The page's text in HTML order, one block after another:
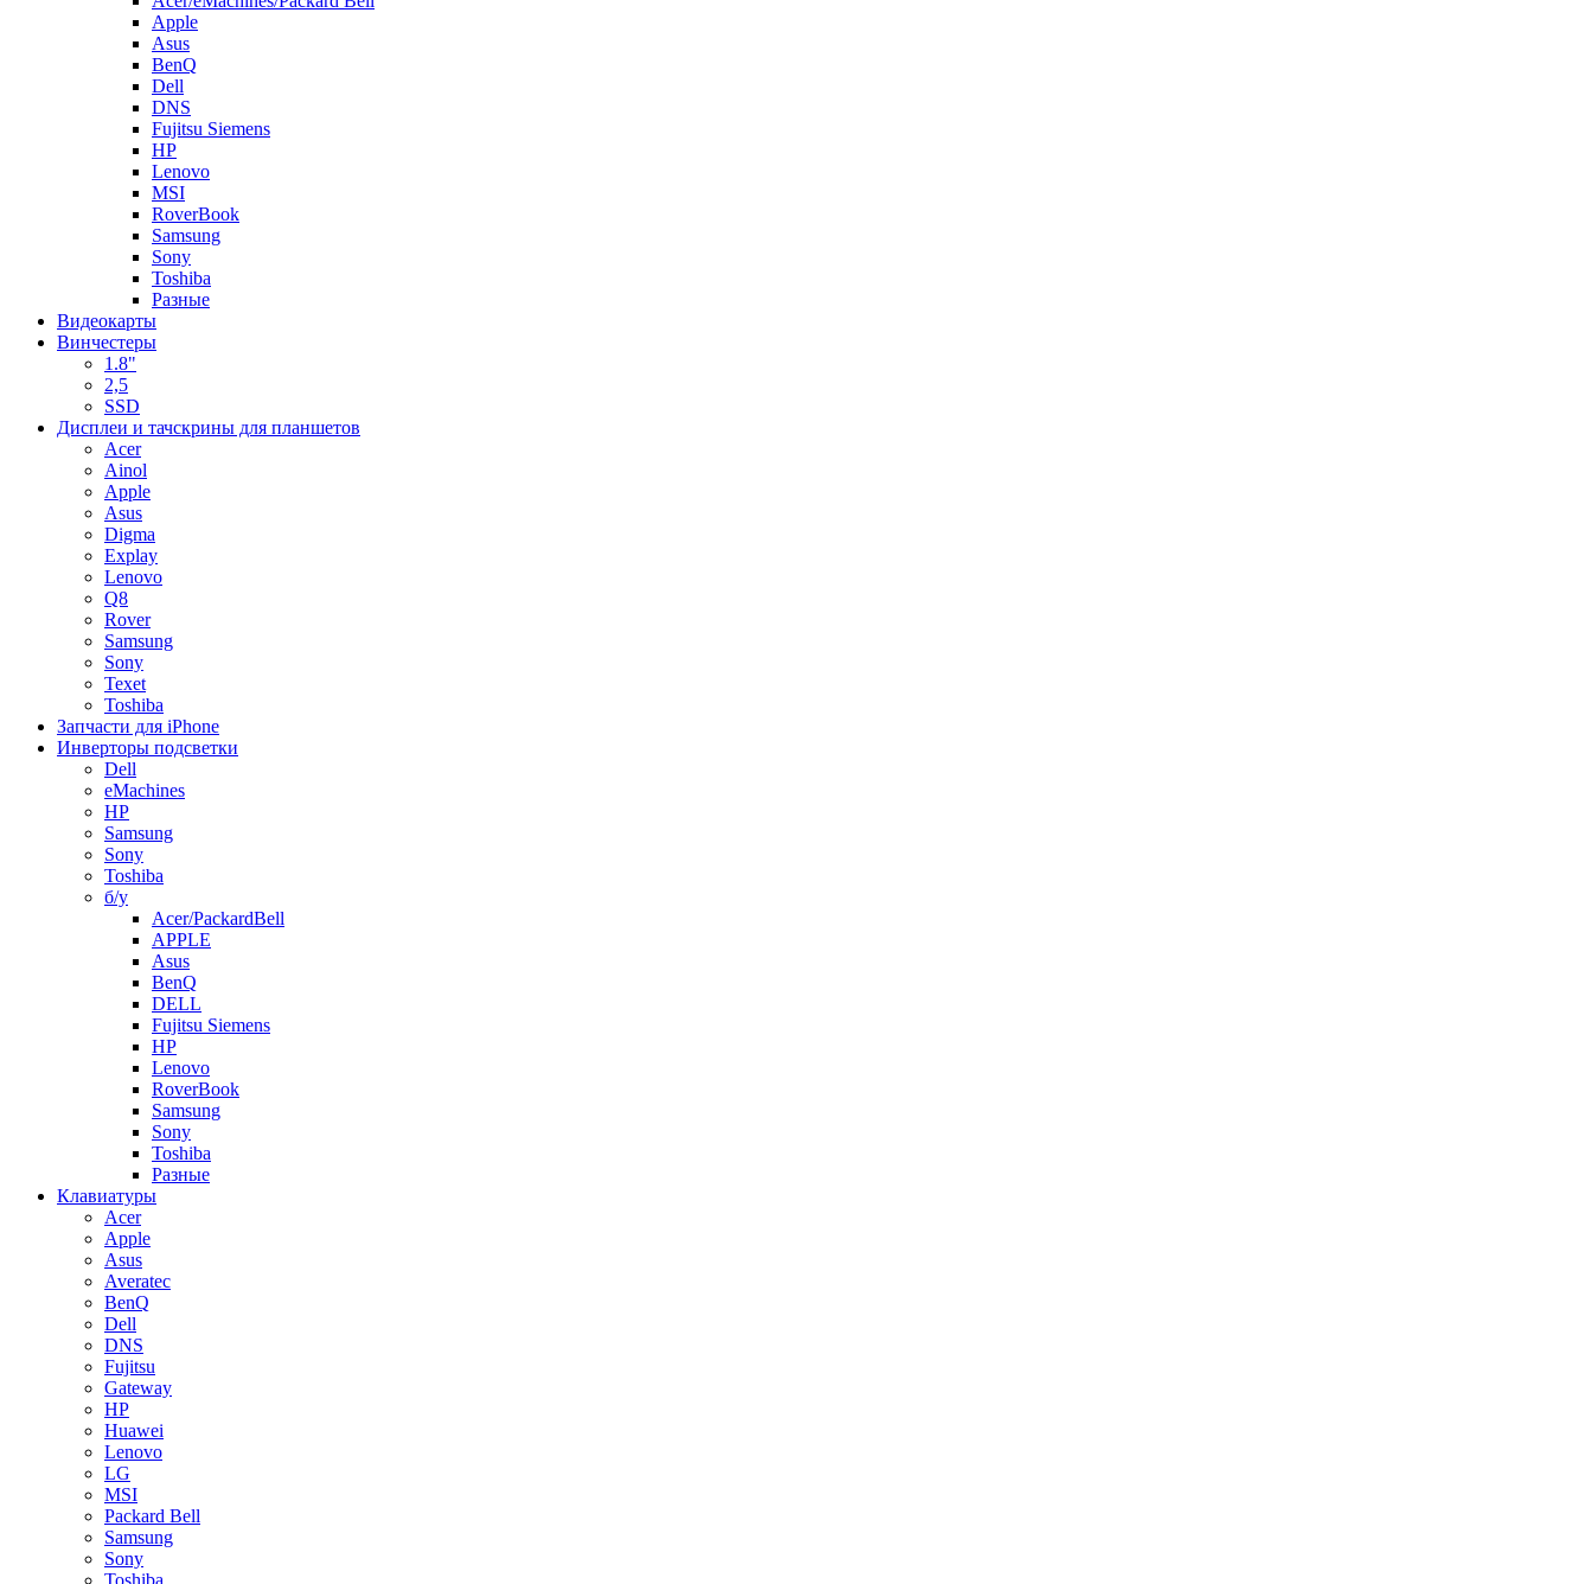
Apple
Asus
BenQ
Dell
DNS
Fujitsu Siemens
HP
Lenovo
MSI
RoverBook
Samsung
Sony
Toshiba
Разные
Видеокарты
Винчестеры
1.8"
2,5
SSD
Дисплеи и тачскрины для планшетов
Acer
Ainol
Apple
Asus
Digma
Explay
Lenovo
Q8
Rover
Samsung
Sony
Texet
Toshiba
Запчасти для iPhone
Инверторы подсветки
Dell
eMachines
HP
Samsung
Sony
Toshiba
б/у
Acer/PackardBell
APPLE
Asus
BenQ
DELL
Fujitsu Siemens
HP
Lenovo
RoverBook
Samsung
Sony
Toshiba
Разные
Клавиатуры
Acer
Apple
Asus
Averatec
BenQ
Dell
DNS
Fujitsu
Gateway
HP
Huawei
Lenovo
LG
MSI
Packard Bell
Samsung
Sony
Toshiba